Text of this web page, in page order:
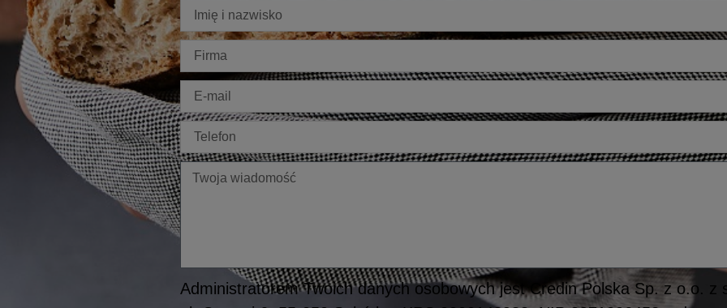
Imię
Firma
E-
mail
Telefon
Twoja
wiadomość
Administratorem Twoich danych osobowych jest Credin Polska Sp. z o.o. z